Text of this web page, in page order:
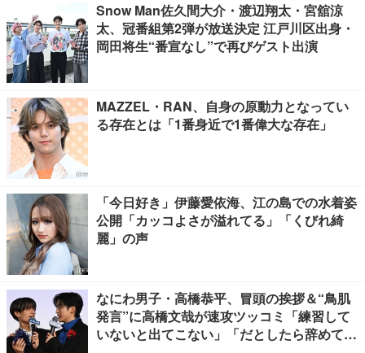
Snow Man佐久間大介・渡辺翔太・宮舘涼
太、冠番組第2弾が放送決定 江戸川区出身・
岡田将生“番宣なし”で再びゲスト出演
MAZZEL・RAN、自身の原動力となってい
る存在とは「1番身近で1番偉大な存在」
「今日好き」伊藤愛依海、江の島での水着姿
公開「カッコよさが溢れてる」「くびれ綺
麗」の声
なにわ男子・高橋恭平、冒頭の挨拶＆“鳥肌
発言”に高橋文哉が速攻ツッコミ「練習して
いないと出てこない」「だとしたら辞めてく